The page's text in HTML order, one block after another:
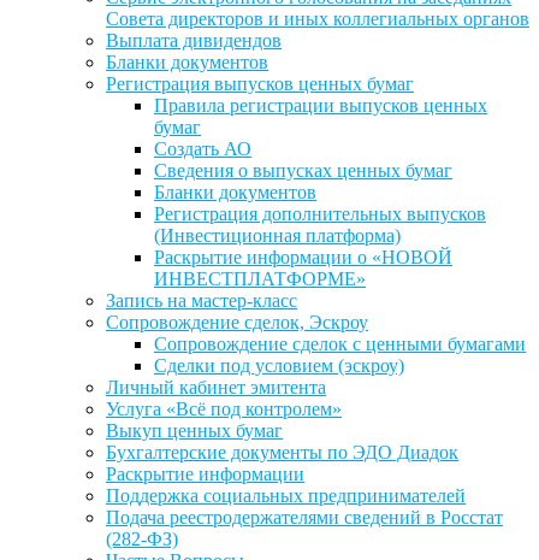
Совета директоров и иных коллегиальных органов
Выплата дивидендов
Бланки документов
Регистрация выпусков ценных бумаг
Правила регистрации выпусков ценных
бумаг
Создать АО
Сведения о выпусках ценных бумаг
Бланки документов
Регистрация дополнительных выпусков
(Инвестиционная платформа)
Раскрытие информации о «НОВОЙ
ИНВЕСТПЛАТФОРМЕ»
Запись на мастер-класс
Сопровождение сделок, Эскроу
Сопровождение сделок с ценными бумагами
Сделки под условием (эскроу)
Личный кабинет эмитента
Услуга «Всё под контролем»
Выкуп ценных бумаг
Бухгалтерские документы по ЭДО Диадок
Раскрытие информации
Поддержка социальных предпринимателей
Подача реестродержателями сведений в Росстат
(282-ФЗ)